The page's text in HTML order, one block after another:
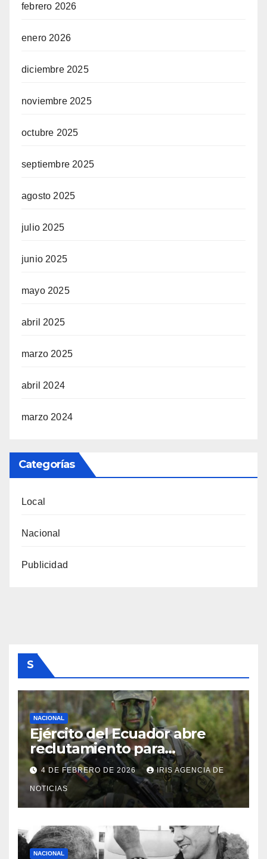
febrero 2026
enero 2026
diciembre 2025
noviembre 2025
octubre 2025
septiembre 2025
agosto 2025
julio 2025
junio 2025
mayo 2025
abril 2025
marzo 2025
abril 2024
marzo 2024
Categorías
Local
Nacional
Publicidad
S
NACIONAL
Ejército del Ecuador abre
reclutamiento para
bachilleres a partir de este
viernes 6 de febrero
4 DE FEBRERO DE 2026 IRIS AGENCIA DE
NOTICIAS
NACIONAL